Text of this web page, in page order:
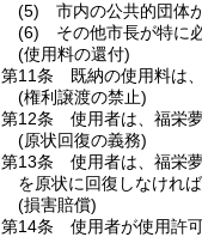
(5)
市内の公共的団体
(6)
その他市長が特に
(使用料の還付)
第11条
既納の使用料は
(権利譲渡の禁止)
第12条
使用者は、福栄
(原状回復の義務)
第13条
使用者は、福栄
を原状に回復しなければ
(損害賠償)
第14条
使用者が使用許